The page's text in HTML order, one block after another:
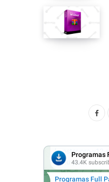
F
c
e